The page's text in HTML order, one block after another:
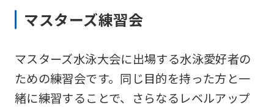
マスターズ練習会
マスターズ水泳大会に出場する水泳愛好者の
ための練習会です。同じ目的を持った方と一
緒に練習することで、さらなるレベルアップ
For
foreigners